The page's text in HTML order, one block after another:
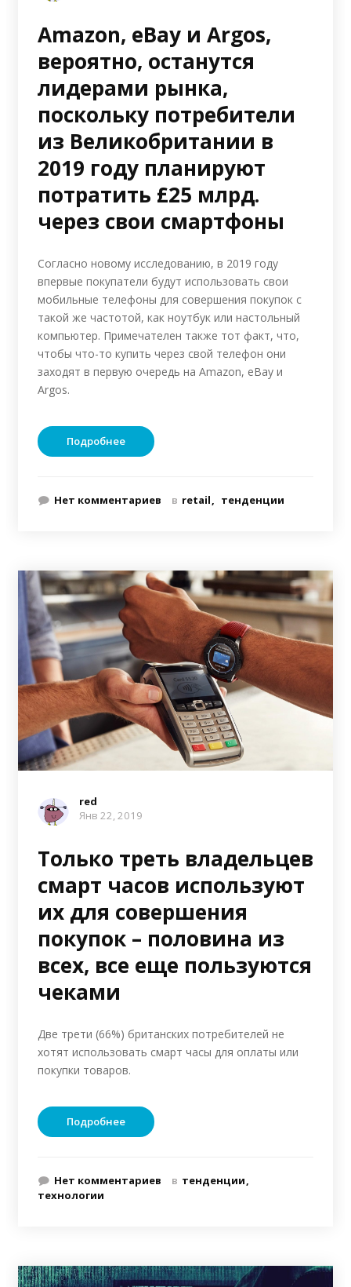
Amazon, eBay и Argos,
вероятно, останутся
лидерами рынка,
поскольку потребители
из Великобритании в
2019 году планируют
потратить £25 млрд.
через свои смартфоны
Согласно новому исследованию, в 2019 году
впервые покупатели будут использовать свои
мобильные телефоны для совершения покупок с
такой же частотой, как ноутбук или настольный
компьютер. Примечателен также тот факт, что,
чтобы что-то купить через свой телефон они
заходят в первую очередь на Amazon, eBay и
Argos.
Подробнее
Нет комментариев в retail тенденции
red
Янв 22, 2019
Только треть владельцев
смарт часов используют
их для совершения
покупок – половина из
всех, все еще пользуются
чеками
Две трети (66%) британских потребителей не
хотят использовать смарт часы для оплаты или
покупки товаров.
Подробнее
Нет комментариев в тенденции
технологии